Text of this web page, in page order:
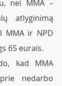
nei MMA –
atlyginimą
MMA ir NPD
65 eurais.
kad MMA
nedarbo